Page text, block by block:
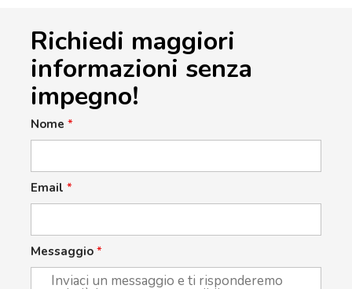
Richiedi maggiori
informazioni senza
impegno!
Nome *
Email *
Messaggio *